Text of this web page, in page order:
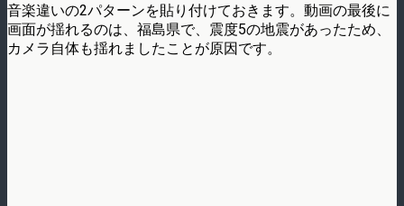
音楽違いの2パターンを貼り付けておきます。動画の最後に
画面が揺れるのは、福島県で、震度5の地震があったため、
カメラ自体も揺れましたことが原因です。